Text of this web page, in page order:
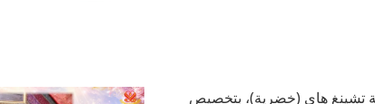
السامية تشينغ هاي (خضرية)، بتخصيص